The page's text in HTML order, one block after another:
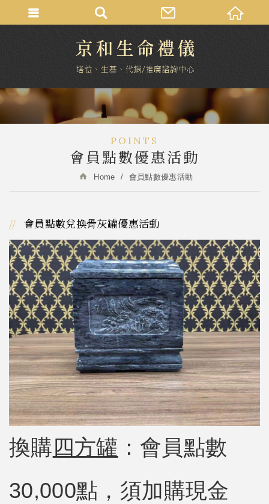
Home 會員點數優惠活動
POINTS
會員點數優惠活動
會員點數兌換骨灰罐優惠活動
換購 四方罐 ：會員點數
30,000點，須加購現金